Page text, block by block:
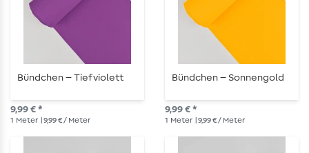
Bündchen – Tiefviolett
9,99 € *
1 Meter | 9,99 € / Meter
Bündchen – Sonnengold
9,99 € *
1 Meter | 9,99 € / Meter